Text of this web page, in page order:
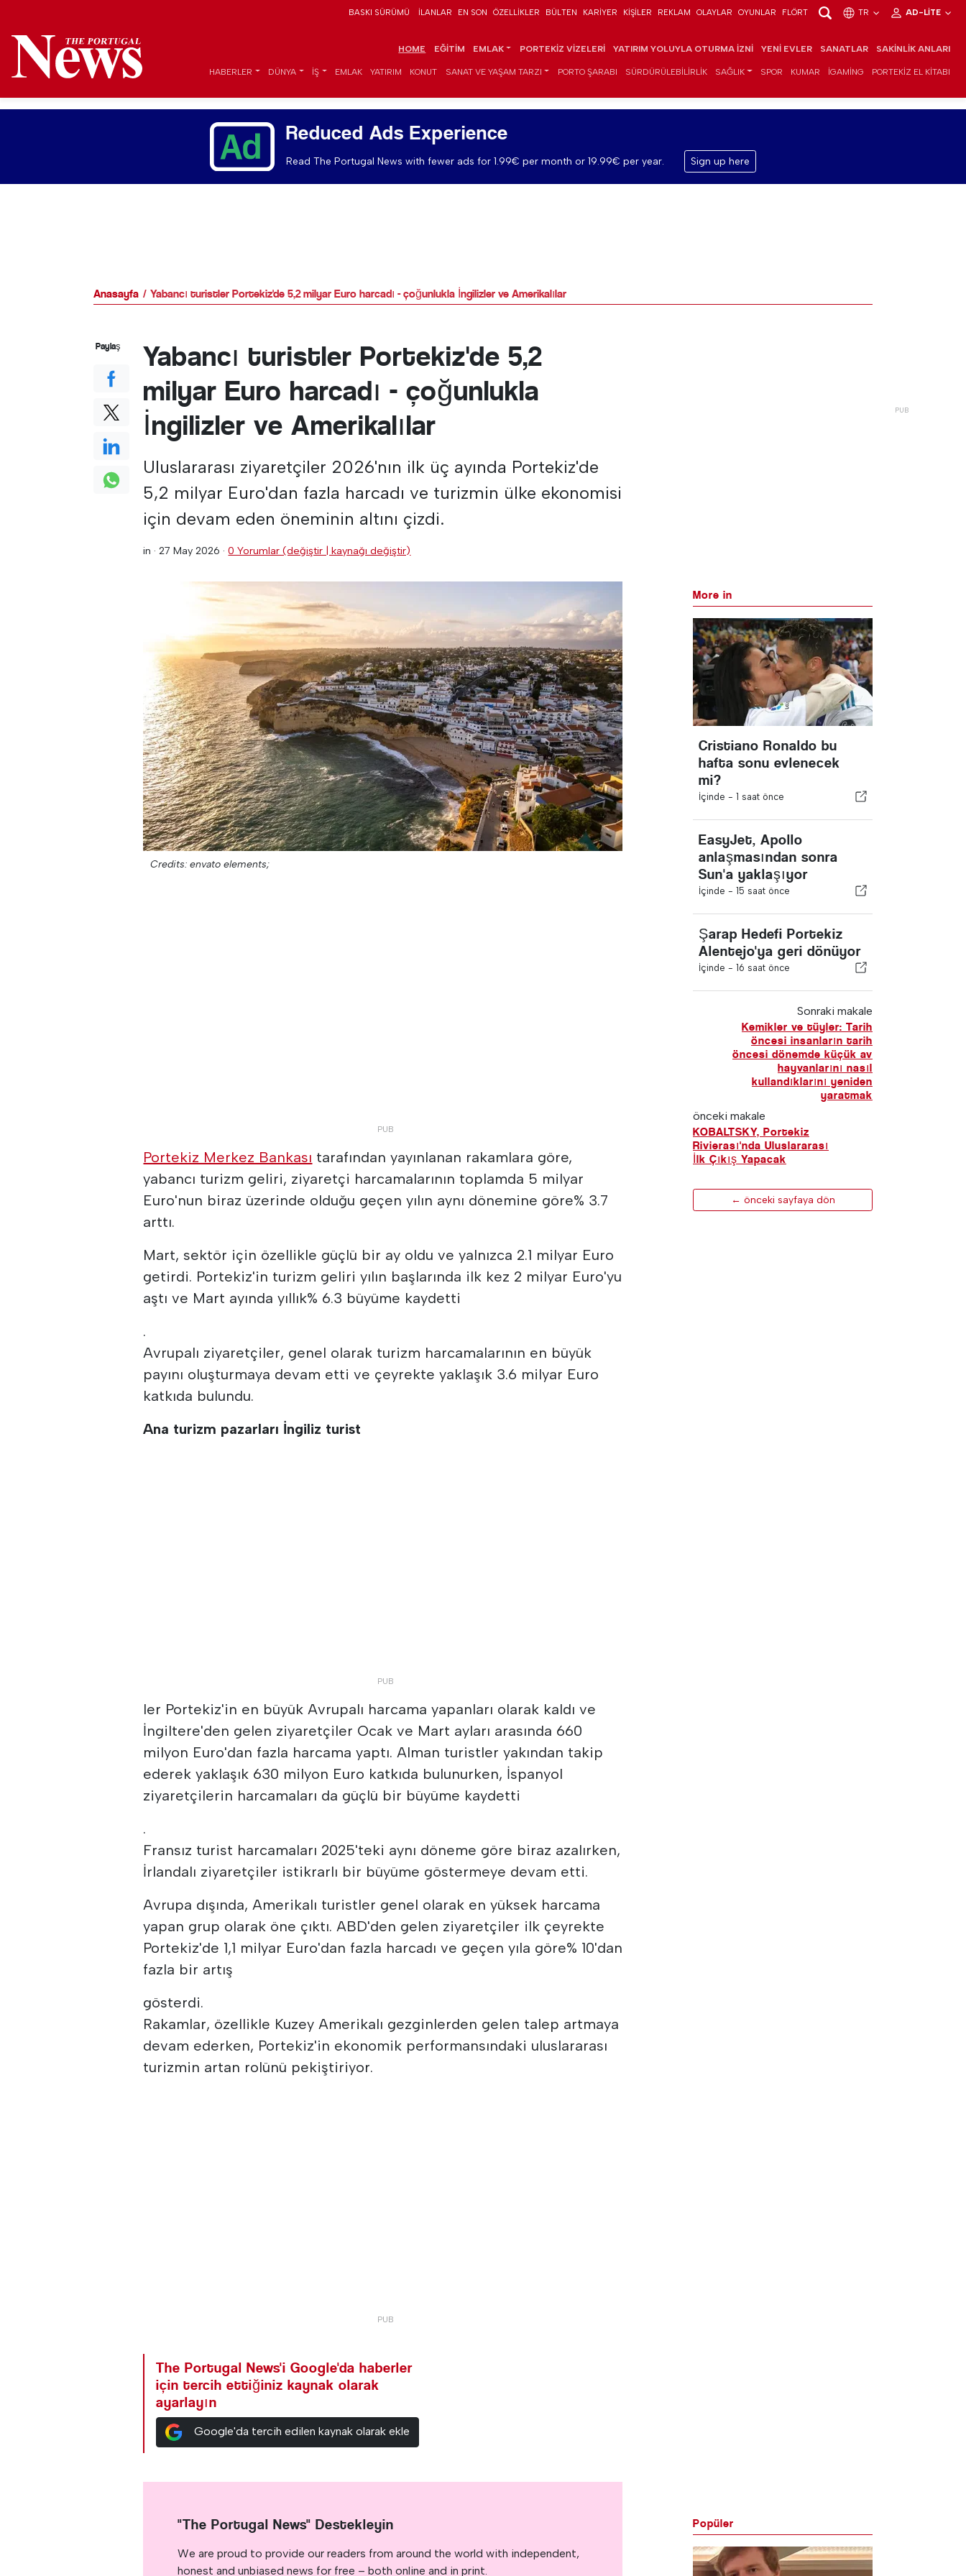
BASKI SÜRÜMÜ İLANLAR EN SON ÖZELLIKLER BÜLTEN KARIYER KIŞILER REKLAM OLAYLAR OYUNLAR FLÖRT TR AD-LITE
HOME EĞITIM EMLAK PORTEKIZ VIZELERI YATIRIM YOLUYLA OTURMA İZNI YENI EVLER SANATLAR SAKINLIK ANLARI
HABERLER DÜNYA İŞ EMLAK YATIRIM KONUT SANAT VE YAŞAM TARZI PORTO ŞARABI SÜRDÜRÜLEBILIRLIK SAĞLIK SPOR KUMAR IGAMING PORTEKIZ EL KITABI
Reduced Ads Experience
Read The Portugal News with fewer ads for 1.99€ per month or 19.99€ per year. Sign up here
Anasayfa Yabancı turistler Portekiz'de 5,2 milyar Euro harcadı - çoğunlukla İngilizler ve Amerikalılar
Yabancı turistler Portekiz'de 5,2
milyar Euro harcadı - çoğunlukla
İngilizler ve Amerikalılar
Uluslararası ziyaretçiler 2026'nın ilk üç ayında Portekiz'de
5,2 milyar Euro'dan fazla harcadı ve turizmin ülke ekonomisi
için devam eden öneminin altını çizdi.
in ·27 May 2026 ·0 Yorumlar (değiştir | kaynağı değiştir)
Credits: envato elements;
Portekiz Merkez Bankası tarafından yayınlanan rakamlara göre,
yabancı turizm geliri, ziyaretçi harcamalarının toplamda 5 milyar
Euro'nun biraz üzerinde olduğu geçen yılın aynı dönemine göre% 3.7
arttı.
Mart, sektör için özellikle güçlü bir ay oldu ve yalnızca 2.1 milyar Euro
getirdi. Portekiz'in turizm geliri yılın başlarında ilk kez 2 milyar Euro'yu
aştı ve Mart ayında yıllık% 6.3 büyüme kaydetti
.
Avrupalı ziyaretçiler, genel olarak turizm harcamalarının en büyük
payını oluşturmaya devam etti ve çeyrekte yaklaşık 3.6 milyar Euro
katkıda bulundu.
Ana turizm pazarları İngiliz turist
ler Portekiz'in en büyük Avrupalı harcama yapanları olarak kaldı ve
İngiltere'den gelen ziyaretçiler Ocak ve Mart ayları arasında 660
milyon Euro'dan fazla harcama yaptı. Alman turistler yakından takip
ederek yaklaşık 630 milyon Euro katkıda bulunurken, İspanyol
ziyaretçilerin harcamaları da güçlü bir büyüme kaydetti
.
Fransız turist harcamaları 2025'teki aynı döneme göre biraz azalırken,
İrlandalı ziyaretçiler istikrarlı bir büyüme göstermeye devam etti.
Avrupa dışında, Amerikalı turistler genel olarak en yüksek harcama
yapan grup olarak öne çıktı. ABD'den gelen ziyaretçiler ilk çeyrekte
Portekiz'de 1,1 milyar Euro'dan fazla harcadı ve geçen yıla göre% 10'dan
fazla bir artış
gösterdi.
Rakamlar, özellikle Kuzey Amerikalı gezginlerden gelen talep artmaya
devam ederken, Portekiz'in ekonomik performansındaki uluslararası
turizmin artan rolünü pekiştiriyor.
The Portugal News'i Google'da haberler
için tercih ettiğiniz kaynak olarak
ayarlayın
Google'da tercih edilen kaynak olarak ekle
Paylaş
More in
Cristiano Ronaldo bu
hafta sonu evlenecek
mi?
İçinde - 1 saat önce
EasyJet, Apollo
anlaşmasından sonra
Sun'a yaklaşıyor
İçinde - 15 saat önce
Şarap Hedefi Portekiz
Alentejo'ya geri dönüyor
İçinde - 16 saat önce
Sonraki makale
Kemikler ve tüyler: Tarih
öncesi insanların tarih
öncesi dönemde küçük av
hayvanlarını nasıl
kullandıklarını yeniden
yaratmak
önceki makale
KOBALTSKY, Portekiz
Rivierası'nda Uluslararası
İlk Çıkış Yapacak
← önceki sayfaya dön
"The Portugal News" Destekleyin
We are proud to provide our readers from around the world with independent,
honest and unbiased news for free – both online and in print.
Popüler